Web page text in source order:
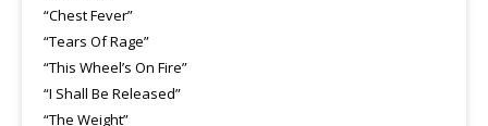
“Chest Fever”
“Tears Of Rage”
“This Wheel’s On Fire”
“I Shall Be Released”
“The Weight”